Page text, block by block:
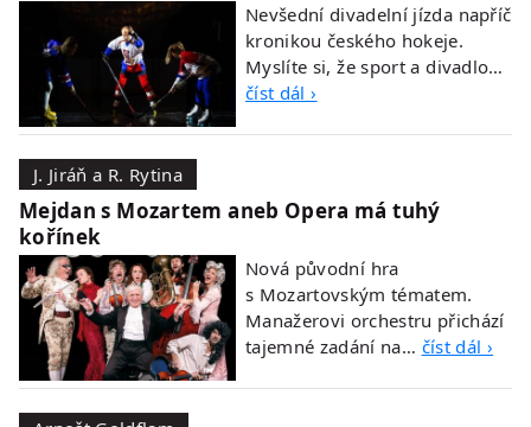
Nevšední divadelní jízda napříč
kronikou českého hokeje.
Myslíte si, že sport a divadlo…
číst dál ›
J. Jiráň a R. Rytina
Mejdan s Mozartem aneb Opera má tuhý
kořínek
Nová původní hra
s Mozartovským tématem.
Manažerovi orchestru přichází
tajemné zadání na… číst dál ›